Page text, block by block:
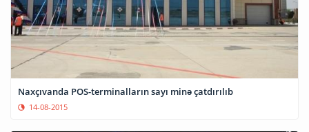
Naxçıvanda POS-terminalların sayı minə çatdırılıb
14-08-2015